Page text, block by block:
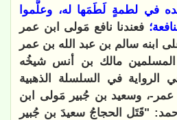
في لطمةٍ لَطَمَها له، وعلَّموا
فعندنا نافع مَولى ابن عمر
ابنه سالم بن عبد الله بن عمر
المسلمين مالك بن أنس شيخُه
في السلسلة الذهبية
، وسعيد بن جُبير مَولى ابن
"قَتَل الحجاجُ سعيدَ بن جُبير